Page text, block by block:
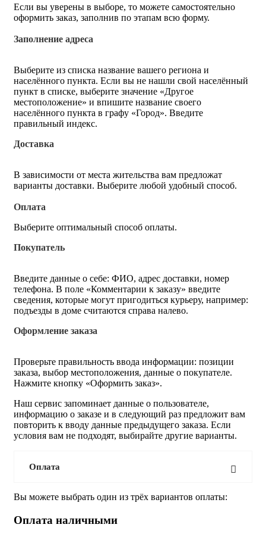
Если вы уверены в выборе, то можете самостоятельно
оформить заказ, заполнив по этапам всю форму.
Заполнение адреса
Выберите из списка название вашего региона и
населённого пункта. Если вы не нашли свой населённый
пункт в списке, выберите значение «Другое
местоположение» и впишите название своего
населённого пункта в графу «Город». Введите
правильный индекс.
Доставка
В зависимости от места жительства вам предложат
варианты доставки. Выберите любой удобный способ.
Оплата
Выберите оптимальный способ оплаты.
Покупатель
Введите данные о себе: ФИО, адрес доставки, номер
телефона. В поле «Комментарии к заказу» введите
сведения, которые могут пригодиться курьеру, например:
подъезды в доме считаются справа налево.
Оформление заказа
Проверьте правильность ввода информации: позиции
заказа, выбор местоположения, данные о покупателе.
Нажмите кнопку «Оформить заказ».
Наш сервис запоминает данные о пользователе,
информацию о заказе и в следующий раз предложит вам
повторить к вводу данные предыдущего заказа. Если
условия вам не подходят, выбирайте другие варианты.
Оплата
Вы можете выбрать один из трёх вариантов оплаты:
Оплата наличными